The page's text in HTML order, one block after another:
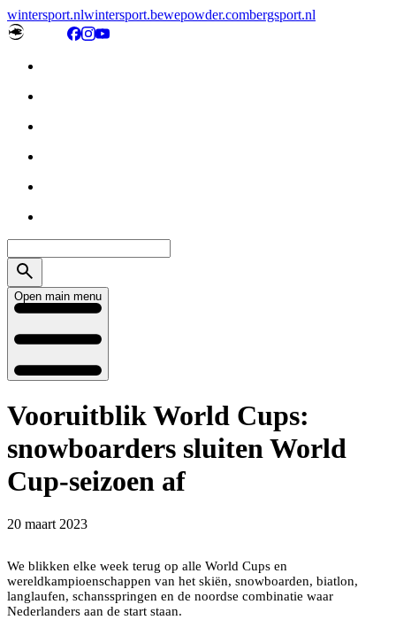
wintersport.nlwintersport.bewepowder.combergsport.nl
Open main menu
Vooruitblik World Cups:
snowboarders sluiten World
Cup-seizoen af
20 maart 2023
Niek van der Velden en Melissa Peperkamp eerder dit
We blikken elke week terug op alle World Cups en
wereldkampioenschappen van het skiën, snowboarden, biatlon,
langlaufen, schansspringen en de noordse combinatie waar
Nederlanders aan de start staan.